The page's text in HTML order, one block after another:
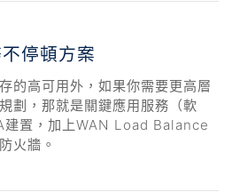
停頓方案
的高可用外，如果你需要更高層
劃，那就是關鍵應用服務（軟
建置，加上WAN Load Balance
火牆。